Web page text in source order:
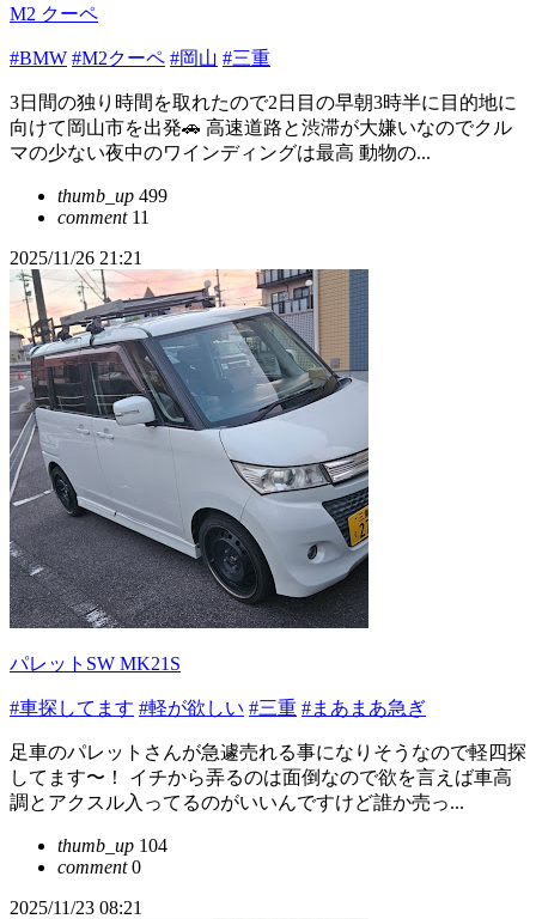
M2 クーペ
#BMW #M2クーペ #岡山 #三重
3日間の独り時間を取れたので2日目の早朝3時半に目的地に
向けて岡山市を出発🚗 高速道路と渋滞が大嫌いなのでクル
マの少ない夜中のワインディングは最高 動物の...
thumb_up 499
comment11
2025/11/26 21:21
パレットSW MK21S
#車探してます #軽が欲しい #三重 #まあまあ急ぎ
足車のパレットさんが急遽売れる事になりそうなので軽四探
してます〜！ イチから弄るのは面倒なので欲を言えば車高
調とアクスル入ってるのがいいんですけど誰か売っ...
thumb_up 104
comment0
2025/11/23 08:21